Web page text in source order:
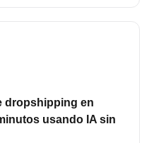
dropshipping en
usando IA sin